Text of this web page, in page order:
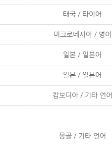
태국 / 타이어
미크로네시아 / 영어
일본 / 일본어
일본 / 일본어
캄보디아 / 기타 언어
몽골 / 기타 언어